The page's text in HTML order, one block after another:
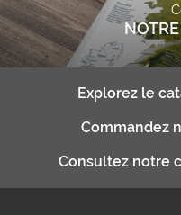
Explorez le
Commandez
Consultez notre